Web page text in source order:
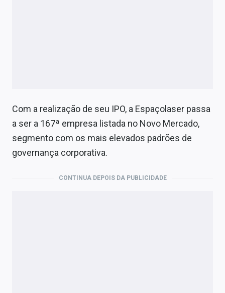
Com a realização de seu IPO, a Espaçolaser passa
a ser a 167ª empresa listada no Novo Mercado,
segmento com os mais elevados padrões de
governança corporativa.
CONTINUA DEPOIS DA PUBLICIDADE